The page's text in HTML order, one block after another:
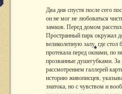
Два дня спустя после сего
он не мог не любоваться
замков. Перед домом
Пространный парк окружал
великолепную залу, где
протекала перед окнами, по
прозванные душегубками. За
рассмотрением галлерей
историю живописцев,
знатока, но с чувством и